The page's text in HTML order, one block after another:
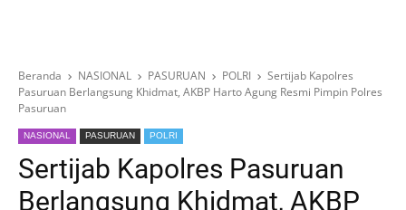
Beranda NASIONAL PASURUAN POLRI
Sertijab Kapolres
Pasuruan Berlangsung Khidmat, AKBP Harto Agung Resmi Pimpin Polres
Pasuruan
NASIONAL PASURUAN POLRI
Sertijab Kapolres Pasuruan
Berlangsung Khidmat, AKBP